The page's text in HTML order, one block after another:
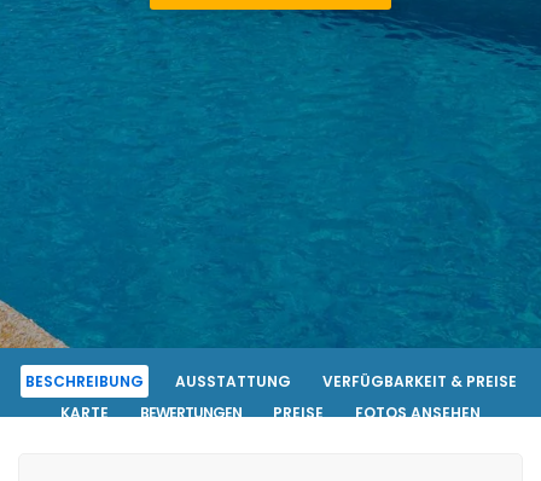
BESCHREIBUNG AUSSTATTUNG
VERFÜGBARKEIT & PREISE
KARTE
BEWERTUNGEN PREISE
FOTOS ANSEHEN